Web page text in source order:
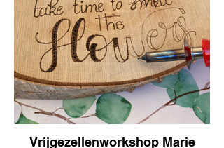
Vrijgezellenworkshop Marie